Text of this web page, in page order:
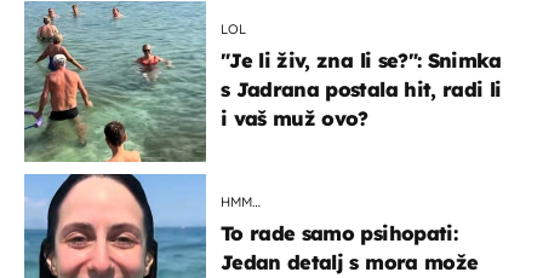
LOL
"Je li živ, zna li se?": Snimka
s Jadrana postala hit, radi li
i vaš muž ovo?
HMM…
To rade samo psihopati:
Jedan detalj s mora može